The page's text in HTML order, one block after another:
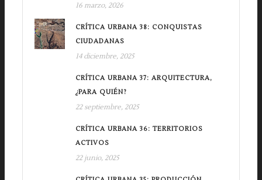
16 marzo, 2026
CRÍTICA URBANA 38: CONQUISTAS
CIUDADANAS
14 diciembre, 2025
CRÍTICA URBANA 37: ARQUITECTURA,
¿PARA QUIÉN?
22 septiembre, 2025
CRÍTICA URBANA 36: TERRITORIOS
ACTIVOS
22 junio, 2025